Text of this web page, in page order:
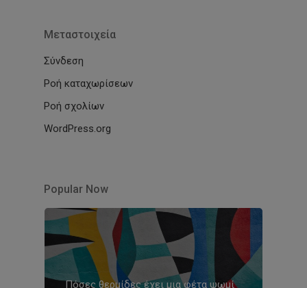
Μεταστοιχεία
Σύνδεση
Ροή καταχωρίσεων
Ροή σχολίων
WordPress.org
Popular Now
Πόσες θερμίδες έχει μια φέτα ψωμί